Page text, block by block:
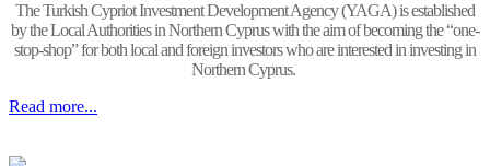
The Turkish Cypriot Investment Development Agency (YAGA) is established
by the Local Authorities in Northern Cyprus with the aim of becoming the “one-
stop-shop” for both local and foreign investors who are interested in investing in
Northern Cyprus.
Read more...